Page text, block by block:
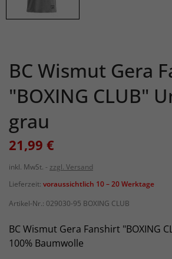
BC Wismut Gera
"BOXING CLUB"
grau
21,99 €
inkl. MwSt.
zzgl. Versand
Lieferzeit: voraussichtlich 10 – 20 Werktage
Artikel-Nr.: 029030-95 BOXING CLUB
BC Wismut Gera Fanshirt "BOXING
100% Baumwolle